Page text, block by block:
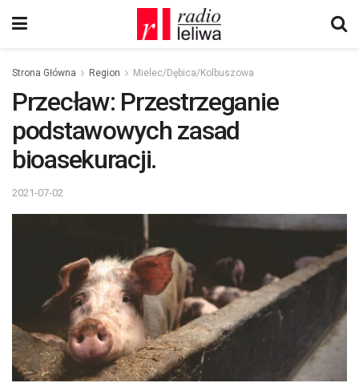
Strona Główna Region Mielec/Dębica/Kolbuszowa
Przecław: Przestrzeganie
podstawowych zasad
bioasekuracji.
2021-07-02